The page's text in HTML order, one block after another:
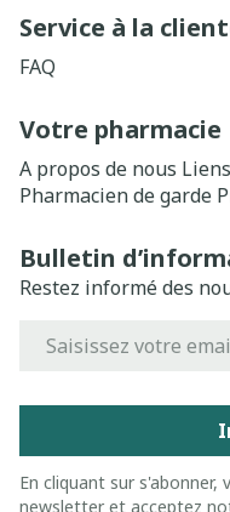
Service à la
FAQ
Votre pharmacie
A propos de nous
Pharmacien de garde
Bulletin
Restez informé des
En cliquant sur
newsletter et acceptez